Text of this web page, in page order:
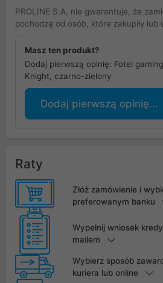
PROLINE S.A. nie gwarantuje, że
pochodzą od osób, które zakupiły lub
Masz ten produkt?
Dodaj pierwszą opinię: Fotel
Knight, czarno-zielony
Dodaj pierwszą opinię...
Raty
Złóż zamówienie i
preferowanym banku
Wypełnij wniosek
mailem
Wybierz sposób
kuriera lub online